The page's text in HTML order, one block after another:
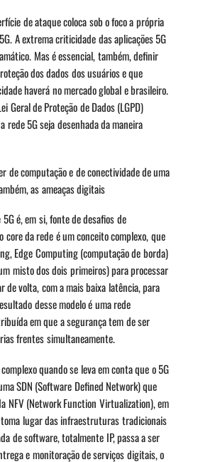
de ataque coloca sob o foco a própria
A extrema criticidade das aplicações 5G
Mas é essencial, também, definir
dos dados dos usuários e que
haverá no mercado global e brasileiro.
Geral de Proteção de Dados (LGPD)
rede 5G seja desenhada da maneira
de computação e de conectividade de uma
as ameaças digitais
é, em si, fonte de desafios de
core da rede é um conceito complexo, que
Edge Computing (computação de borda)
misto dos dois primeiros) para processar
de volta, com a mais baixa latência, para
desse modelo é uma rede
em que a segurança tem de ser
frentes simultaneamente.
quando se leva em conta que o 5G
SDN (Software Defined Network) que
NFV (Network Function Virtualization), em
lugar das infraestruturas tradicionais
de software, totalmente IP, passa a ser
e monitoração de serviços digitais, o